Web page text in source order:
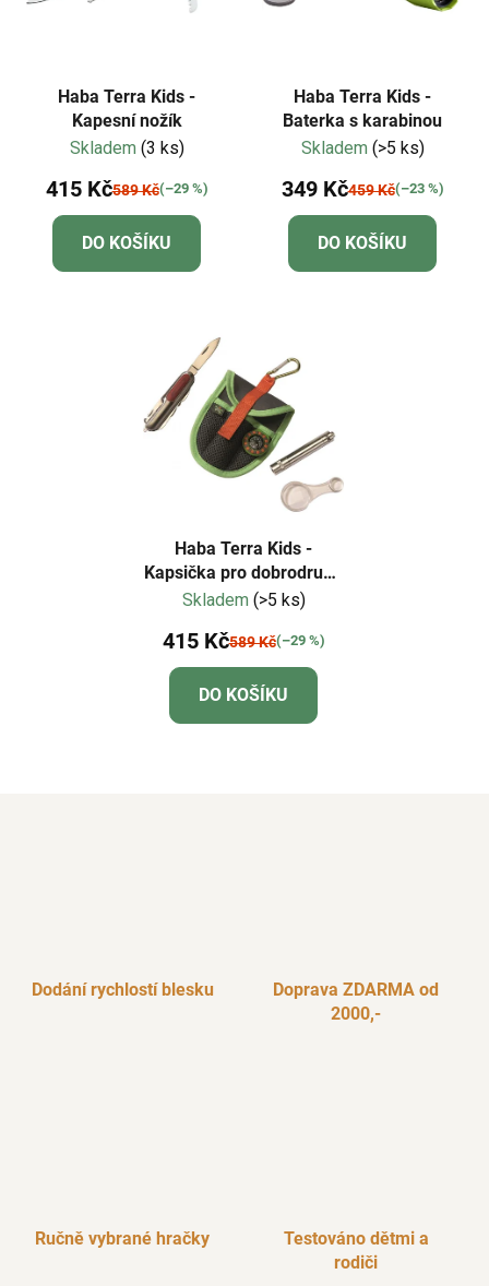
Haba Terra Kids -
Kapesní nožík
Skladem (3 ks)
415 Kč589 Kč(–29 %)
DO KOŠÍKU
Haba Terra Kids -
Baterka s karabinou
Skladem (>5 ks)
349 Kč459 Kč(–23 %)
DO KOŠÍKU
Haba Terra Kids -
Kapsička pro dobrodruha
s nožem, svítilnou a
Skladem (>5 ks)
415 Kč589 Kč(–29 %)
DO KOŠÍKU
Dodání rychlostí blesku
Doprava ZDARMA od
2000,-
Ručně vybrané hračky
Testováno dětmi a
rodiči